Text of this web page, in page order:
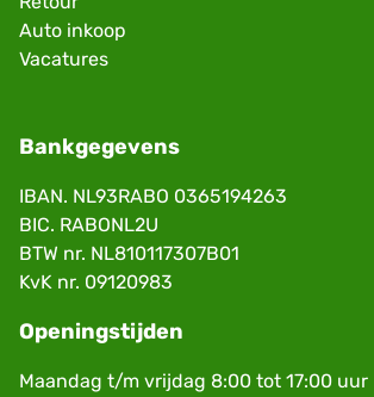
Auto inkoop
Vacatures
Bankgegevens
IBAN. NL93RABO 0365194263
BIC. RABONL2U
BTW nr. NL810117307B01
KvK nr. 09120983
Openingstijden
Maandag t/m vrijdag 8:00 tot 17:00 uur